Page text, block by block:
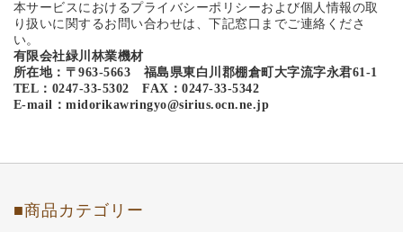
本サービスにおけるプライバシーポリシーおよび個人情報の取
り扱いに関するお問い合わせは、下記窓口までご連絡くださ
い。
有限会社緑川林業機材
所在地：〒963-5663 福島県東白川郡棚倉町大字流字永君61-1
TEL：0247-33-5302 FAX：0247-33-5342
E-mail：midorikawringyo@sirius.ocn.ne.jp
■商品カテゴリー